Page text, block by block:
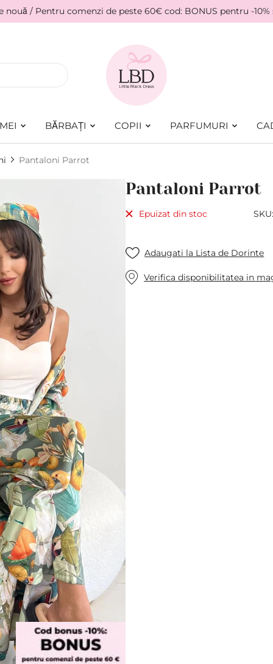
nouă / Pentru comenzi de peste 60€ cod: BONUS pentru -
BĂRBAȚI COPII PARFUMURI
Pantaloni Parrot
Pantaloni Parrot
Epuizat din stoc SKU
Adaugati la Lista de Dorinte
Verifica disponibilitatea in